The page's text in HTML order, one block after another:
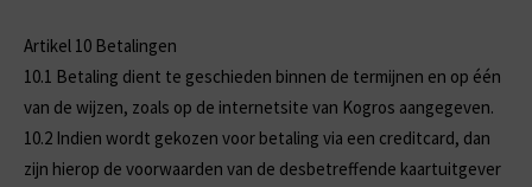
Artikel 10 Betalingen
10.1 Betaling dient te geschieden binnen de termijnen en op één
van de wijzen, zoals op de internetsite van Kogros aangegeven.
10.2 Indien wordt gekozen voor betaling via een creditcard, dan
zijn hierop de voorwaarden van de desbetreffende kaartuitgever